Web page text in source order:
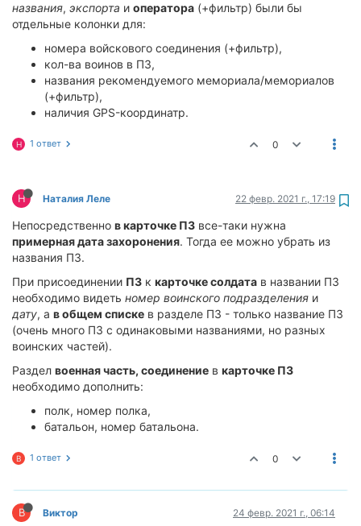
названия, экспорта и оператора (+фильтр) были бы
отдельные колонки для:
номера войскового соединения (+фильтр),
кол-ва воинов в ПЗ,
названия рекомендуемого мемориала/мемориалов
(+фильтр),
наличия GPS-координатр.
Н 1 ответ 0
Н Наталия Леле 22 февр. 2021 г., 17:19
Непосредственно в карточке ПЗ все-таки нужна
примерная дата захоронения. Тогда ее можно убрать из
названия ПЗ.
При присоединении ПЗ к карточке солдата в названии ПЗ
необходимо видеть номер воинского подразделения и
дату, а в общем списке в разделе ПЗ - только название ПЗ
(очень много ПЗ с одинаковыми названиями, но разных
воинских частей).
Раздел военная часть, соединение в карточке ПЗ
необходимо дополнить:
полк, номер полка,
батальон, номер батальона.
В 1 ответ 0
В Виктор 24 февр. 2021 г., 06:14